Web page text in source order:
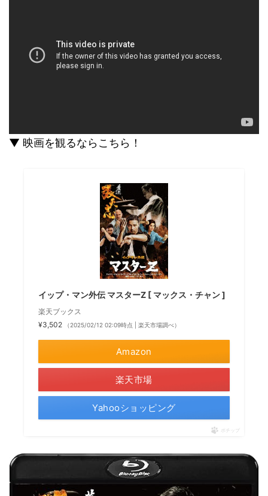
▼ 映画を観るならこちら！
イップ・マン外伝 マスターZ [ マックス・チャン ]
楽天ブックス
¥3,502
（2025/02/12 02:09時点 | 楽天市場調べ）
Amazon
楽天市場
Yahooショッピング
ポチップ